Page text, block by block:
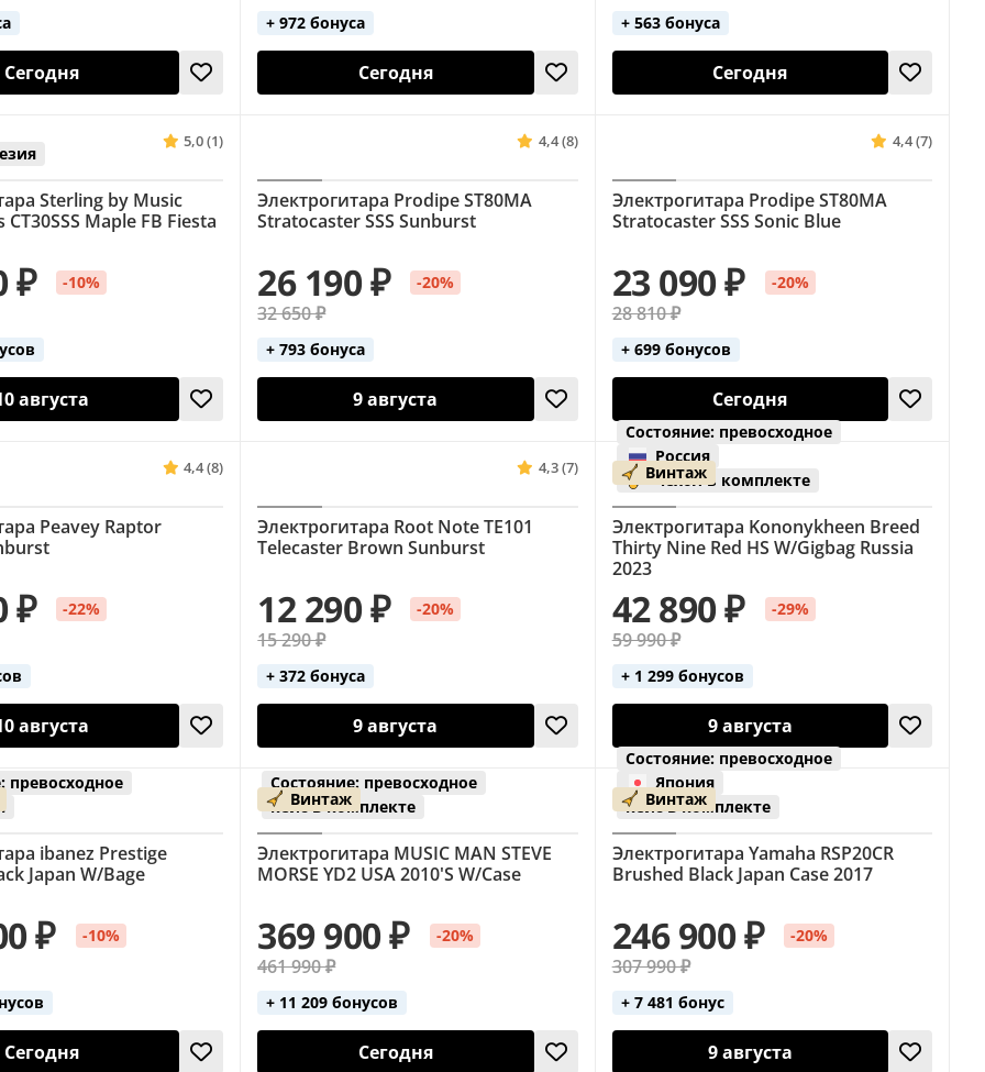
Сегодня
+ 972 бонуса
Сегодня
+ 563 бонуса
Сегодня
5,0 (1)
Sterling by Music
Maple FB Fiesta
₽ -10%
августа
4,4 (8)
Электрогитара Prodipe ST80MA
Stratocaster SSS Sunburst
26 190 ₽ -20%
32 650 ₽
+ 793 бонуса
9 августа
4,4 (7)
Электрогитара Prodipe ST80MA
Stratocaster SSS Sonic Blue
23 090 ₽ -20%
28 810 ₽
+ 699 бонусов
Сегодня
4,4 (8)
Peavey Raptor
₽ -22%
августа
4,3 (7)
Электрогитара Root Note TE101
Telecaster Brown Sunburst
12 290 ₽ -20%
15 290 ₽
+ 372 бонуса
9 августа
Винтаж
Электрогитара Kononykheen Breed
Thirty Nine Red HS W/Gigbag Russia
2023
Состояние: превосходное
Россия
чехол в комплекте
42 890 ₽ -29%
59 990 ₽
+ 1 299 бонусов
9 августа
ibanez Prestige
Japan W/Bage
превосходное
₽ -10%
Сегодня
Винтаж
Электрогитара MUSIC MAN STEVE
MORSE YD2 USA 2010'S W/Case
Состояние: превосходное
кейс в комплекте
369 900 ₽ -20%
461 990 ₽
+ 11 209 бонусов
Сегодня
Винтаж
Электрогитара Yamaha RSP20CR
Brushed Black Japan Case 2017
Состояние: превосходное
Япония
кейс в комплекте
246 900 ₽ -20%
307 990 ₽
+ 7 481 бонус
9 августа